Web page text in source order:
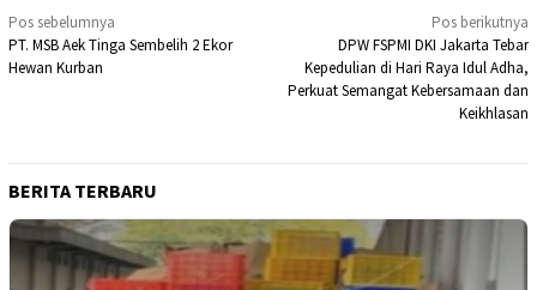
Navigasi
pos
Pos sebelumnya
PT. MSB Aek Tinga Sembelih 2 Ekor
Hewan Kurban
Pos berikutnya
DPW FSPMI DKI Jakarta Tebar
Kepedulian di Hari Raya Idul Adha,
Perkuat Semangat Kebersamaan dan
Keikhlasan
BERITA TERBARU